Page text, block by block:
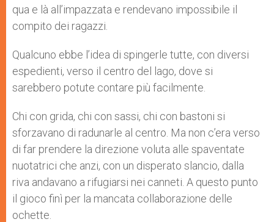
qua e là all’impazzata e rendevano impossibile il
compito dei ragazzi.
Qualcuno ebbe l’idea di spingerle tutte, con diversi
espedienti, verso il centro del lago, dove si
sarebbero potute contare più facilmente.
Chi con grida, chi con sassi, chi con bastoni si
sforzavano di radunarle al centro. Ma non c’era verso
di far prendere la direzione voluta alle spaventate
nuotatrici che anzi, con un disperato slancio, dalla
riva andavano a rifugiarsi nei canneti. A questo punto
il gioco finì per la mancata collaborazione delle
ochette.